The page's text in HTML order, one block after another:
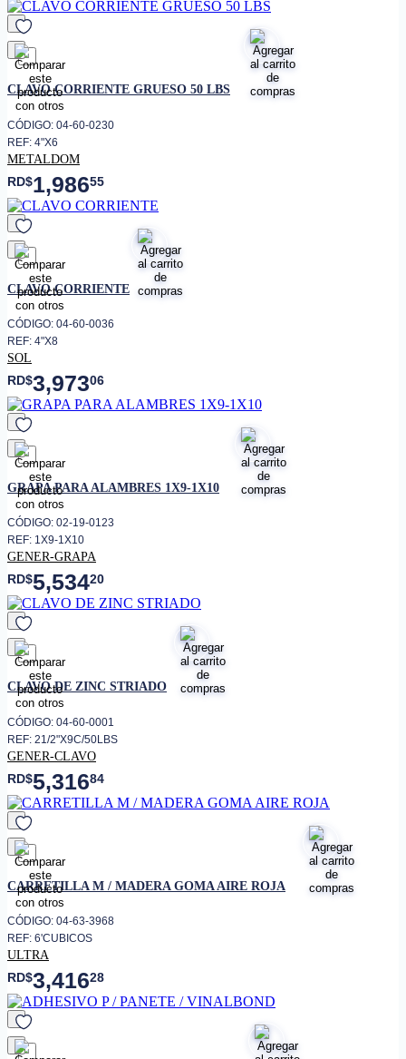
favorito
CLAVO CORRIENTE GRUESO 50 LBS
CÓDIGO: 04-60-0230
REF: 4"X6
METALDOM
RD$1,98655
favorito
CLAVO CORRIENTE
CÓDIGO: 04-60-0036
REF: 4"X8
SOL
RD$3,97306
favorito
GRAPA PARA ALAMBRES 1X9-1X10
CÓDIGO: 02-19-0123
REF: 1X9-1X10
GENER-GRAPA
RD$5,53420
favorito
CLAVO DE ZINC STRIADO
CÓDIGO: 04-60-0001
REF: 21/2"X9C/50LBS
GENER-CLAVO
RD$5,31684
favorito
CARRETILLA M / MADERA GOMA AIRE ROJA
CÓDIGO: 04-63-3968
REF: 6'CUBICOS
ULTRA
RD$3,41628